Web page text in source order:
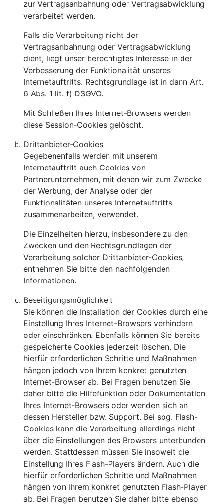
zur Vertragsanbahnung oder Vertragsabwicklung
verarbeitet werden.
Falls die Verarbeitung nicht der
Vertragsanbahnung oder Vertragsabwicklung
dient, liegt unser berechtigtes Interesse in der
Verbesserung der Funktionalität unseres
Internetauftritts. Rechtsgrundlage ist in dann Art.
6 Abs. 1 lit. f) DSGVO.
Mit Schließen Ihres Internet-Browsers werden
diese Session-Cookies gelöscht.
Drittanbieter-Cookies
Gegebenenfalls werden mit unserem
Internetauftritt auch Cookies von
Partnerunternehmen, mit denen wir zum Zwecke
der Werbung, der Analyse oder der
Funktionalitäten unseres Internetauftritts
zusammenarbeiten, verwendet.
Die Einzelheiten hierzu, insbesondere zu den
Zwecken und den Rechtsgrundlagen der
Verarbeitung solcher Drittanbieter-Cookies,
entnehmen Sie bitte den nachfolgenden
Informationen.
Beseitigungsmöglichkeit
Sie können die Installation der Cookies durch eine
Einstellung Ihres Internet-Browsers verhindern
oder einschränken. Ebenfalls können Sie bereits
gespeicherte Cookies jederzeit löschen. Die
hierfür erforderlichen Schritte und Maßnahmen
hängen jedoch von Ihrem konkret genutzten
Internet-Browser ab. Bei Fragen benutzen Sie
daher bitte die Hilfefunktion oder Dokumentation
Ihres Internet-Browsers oder wenden sich an
dessen Hersteller bzw. Support. Bei sog. Flash-
Cookies kann die Verarbeitung allerdings nicht
über die Einstellungen des Browsers unterbunden
werden. Stattdessen müssen Sie insoweit die
Einstellung Ihres Flash-Players ändern. Auch die
hierfür erforderlichen Schritte und Maßnahmen
hängen von Ihrem konkret genutzten Flash-Player
ab. Bei Fragen benutzen Sie daher bitte ebenso